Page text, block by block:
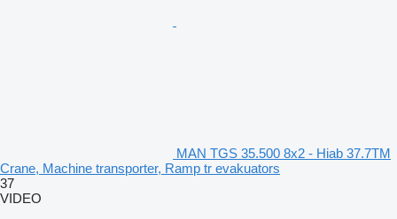
MAN TGS 35.500 8x2 - Hiab 37.7TM
Crane, Machine transporter, Ramp tr evakuators
37
VIDEO